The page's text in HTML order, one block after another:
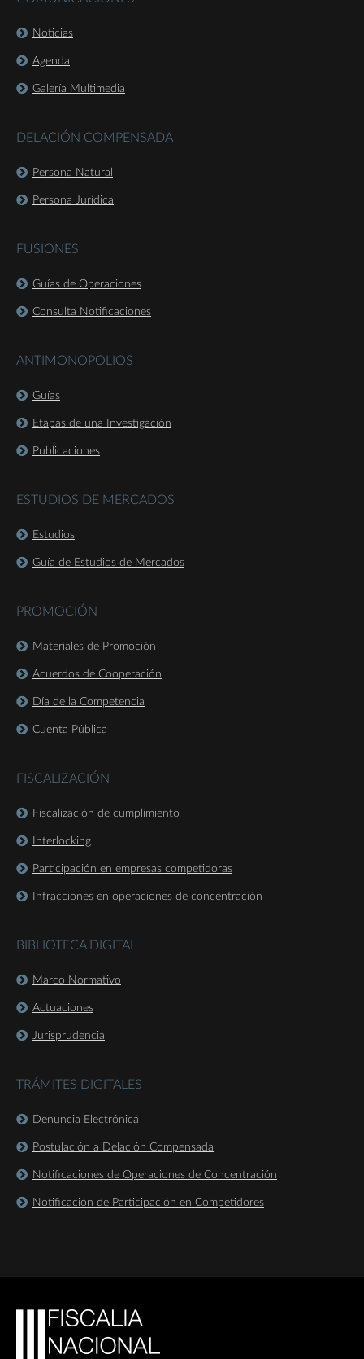
Noticias
Agenda
Galería Multimedia
DELACIÓN COMPENSADA
Persona Natural
Persona Jurídica
FUSIONES
Guías de Operaciones
Consulta Notificaciones
ANTIMONOPOLIOS
Guías
Etapas de una Investigación
Publicaciones
ESTUDIOS DE MERCADOS
Estudios
Guía de Estudios de Mercados
PROMOCIÓN
Materiales de Promoción
Acuerdos de Cooperación
Día de la Competencia
Cuenta Pública
FISCALIZACIÓN
Fiscalización de cumplimiento
Interlocking
Participación en empresas competidoras
Infracciones en operaciones de concentración
BIBLIOTECA DIGITAL
Marco Normativo
Actuaciones
Jurisprudencia
TRÁMITES DIGITALES
Denuncia Electrónica
Postulación a Delación Compensada
Notificaciones de Operaciones de Concentración
Notificación de Participación en Competidores